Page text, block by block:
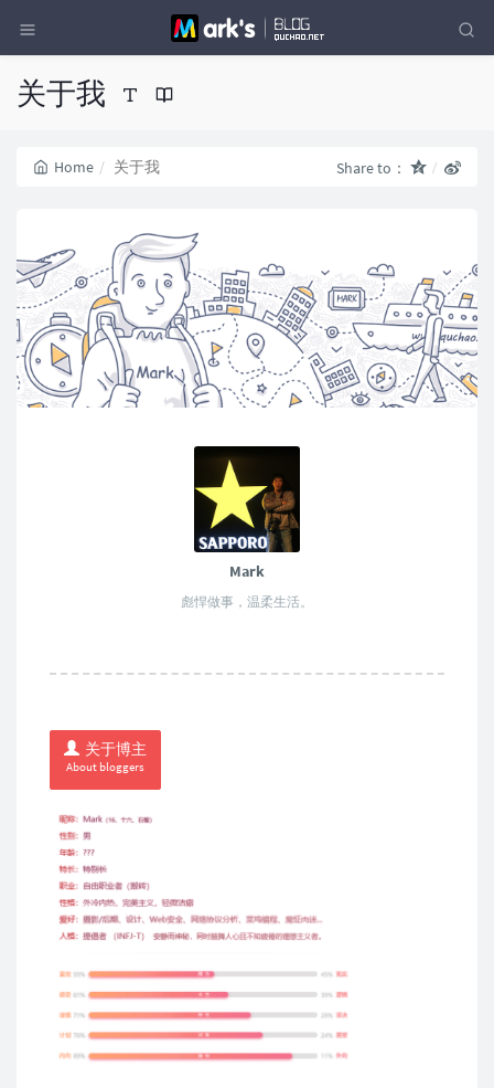
关于我
Home 关于我 Share to：
Mark
彪悍做事，温柔生活。
关于博主
About bloggers